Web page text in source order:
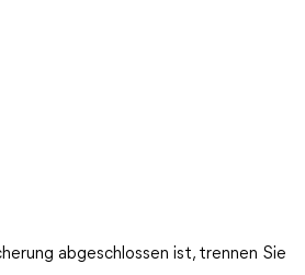
abgeschlossen ist, trennen Sie